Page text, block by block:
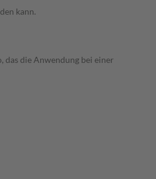
kann.
das die Anwendung bei einer